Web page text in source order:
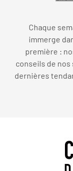
Chaque
immerge
première :
conseils de
dernières